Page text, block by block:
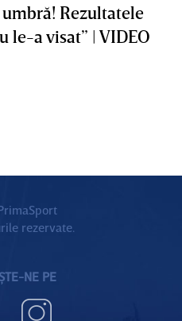
Rezultatele
le-a visat” | VIDEO
rezervate.
NE PE